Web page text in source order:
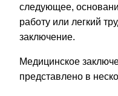
следующее,
работу или легкий
заключение.
Медицинское
представлено в